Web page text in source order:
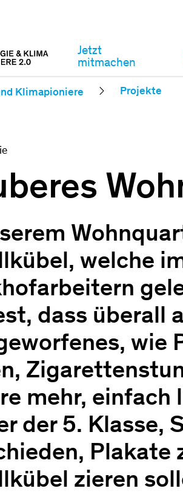
Jetzt
mitmachen
Klimapioniere Projekte
welche
dass überall
wie
mehr, einfach
der 5. Klasse,
Plakate
zieren